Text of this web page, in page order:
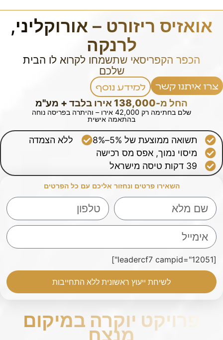
אואזיס ריזורט – אורוקליני,
לרנקה
הכפר הקפריסאי שתשמחו לקרוא לו הבית
שלכם
צרו איתנו קשר
למידע נוסף
החל מ-138,000 אירו בלבד + מע"מ
שלם בחתימה רק 42,000 אירו – והיתרה בפריסה נוחה
בהתאמה אישית
תשואה ממוצעת של 5%–8%
ללא הצמדה
מיסוי נמוך, אפס מס רכישה
39 דקות טיסה מישראל
השאירו פרטים ונחזור אליכם עם כל הפרטים
[leadercf7 campid="12051"]
לשיחת ייעוץ ראשונית ללא התחייבות
פרויקט יוקרה במיקום
מנצח